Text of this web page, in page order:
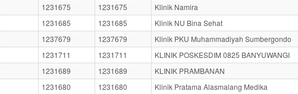
1231675 1231675
Klinik Namira
1231685 1231685
Klinik NU Bina Sehat
1237679 1237679
Klinik PKU Muhammadiyah Sumbergondo
1231711 1231711
KLINIK POSKESDIM 0825 BANYUWANGI
1231689 1231689
KLINIK PRAMBANAN
1231680 1231680
Klinik Pratama Alasmalang Medika